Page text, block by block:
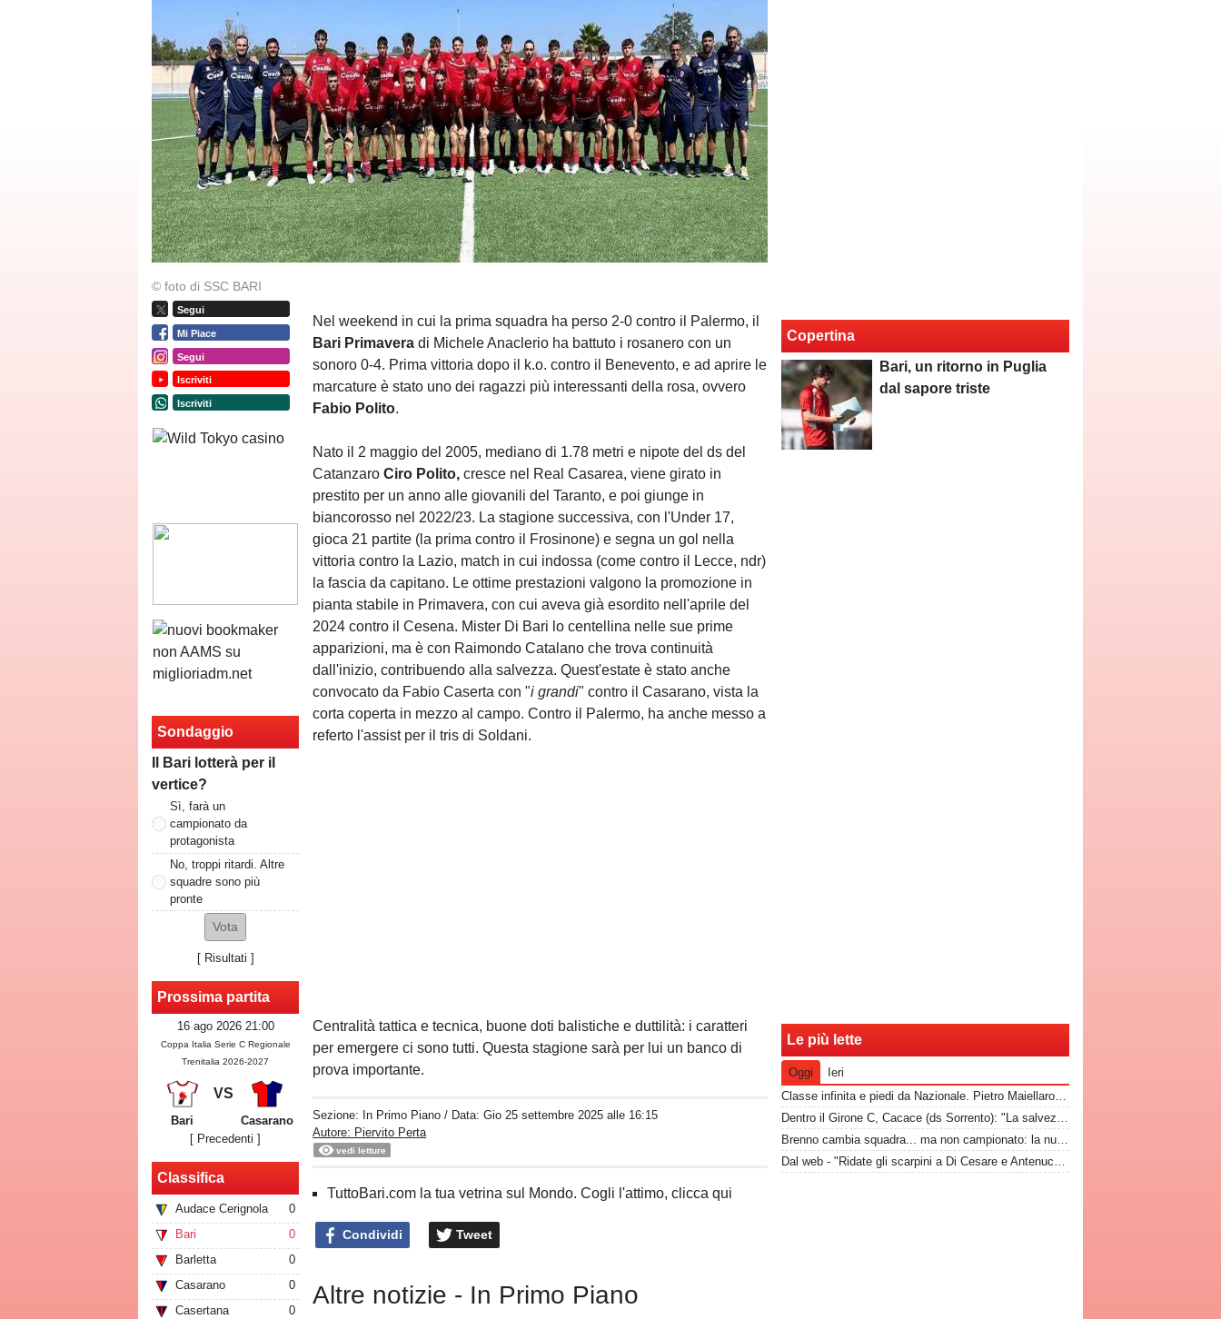
© foto di SSC BARI
Segui
Mi Piace
Segui
Iscriviti
Iscriviti
Sondaggio
Il Bari lotterà per il
vertice?
Sì, farà un
campionato da
protagonista
No, troppi ritardi. Altre
squadre sono più
pronte
[ Risultati ]
Prossima partita
16 ago 2026 21:00
Coppa Italia Serie C Regionale
Trenitalia 2026-2027
VS
Bari
Casarano
[ Precedenti ]
Classifica
Audace Cerignola
0
Bari
0
Barletta
0
Casarano
0
Casertana
0
Nel weekend in cui la prima squadra ha perso 2-0 contro il Palermo, il
Bari Primavera di Michele Anaclerio ha battuto i rosanero con un
sonoro 0-4. Prima vittoria dopo il k.o. contro il Benevento, e ad aprire le
marcature è stato uno dei ragazzi più interessanti della rosa, ovvero
Fabio Polito.
Nato il 2 maggio del 2005, mediano di 1.78 metri e nipote del ds del
Catanzaro​Ciro Polito, cresce nel Real Casarea, viene girato in
prestito per un anno alle giovanili del Taranto, e poi giunge in
biancorosso nel 2022/23. La stagione successiva, con l'Under 17,
gioca 21 partite (la prima contro il Frosinone) e segna un gol nella
vittoria contro la Lazio, match in cui indossa (come contro il Lecce, ndr)
la fascia da capitano. Le ottime prestazioni valgono la promozione in
pianta stabile in Primavera, con cui aveva già esordito nell'aprile del
2024 contro il Cesena. Mister Di Bari lo centellina nelle sue prime
apparizioni, ma è con Raimondo Catalano che trova continuità
dall'inizio, contribuendo alla salvezza. Quest'estate è stato anche
convocato da Fabio Caserta con "i grandi" contro il Casarano, vista la
corta coperta in mezzo al campo. Contro il Palermo, ha anche messo a
referto l'assist per il tris di Soldani.
Centralità tattica e tecnica, buone doti balistiche e duttilità: i caratteri
per emergere ci sono tutti. Questa stagione sarà per lui un banco di
prova importante.
Sezione: In Primo Piano / Data:Gio 25 settembre 2025 alle 16:15
Autore: Piervito Perta
vedi letture
TuttoBari.com la tua vetrina sul Mondo. Cogli l'attimo, clicca qui
Condividi Tweet
Altre notizie - In Primo Piano
Copertina
Bari, un ritorno in Puglia
dal sapore triste
Le più lette
Oggi
Ieri
Classe infinita e piedi da Nazionale. Pietro Maiellaro e quel gol da quaranta metri...
Dentro il Girone C, Cacace (ds Sorrento): "La salvezza è il nostro scudetto, torniamo a casa dopo gennaio. Ecco la nostra forza"
Brenno cambia squadra... ma non campionato: la nuova destinazione dell'ex Bari
Dal web - "Ridate gli scarpini a Di Cesare e Antenucci! Esposito? Forte, ma valorizziamo sempre giocatori del Napoli"